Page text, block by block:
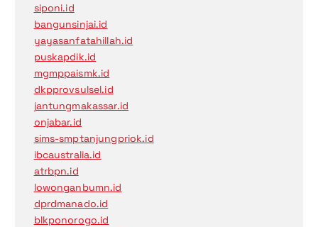
siponi.id
bangunsinjai.id
yayasanfatahillah.id
puskapdik.id
mgmppaismk.id
dkpprovsulsel.id
jantungmakassar.id
onjabar.id
sims-smptanjungpriok.id
ibcaustralia.id
atrbpn.id
lowonganbumn.id
dprdmanado.id
blkponorogo.id